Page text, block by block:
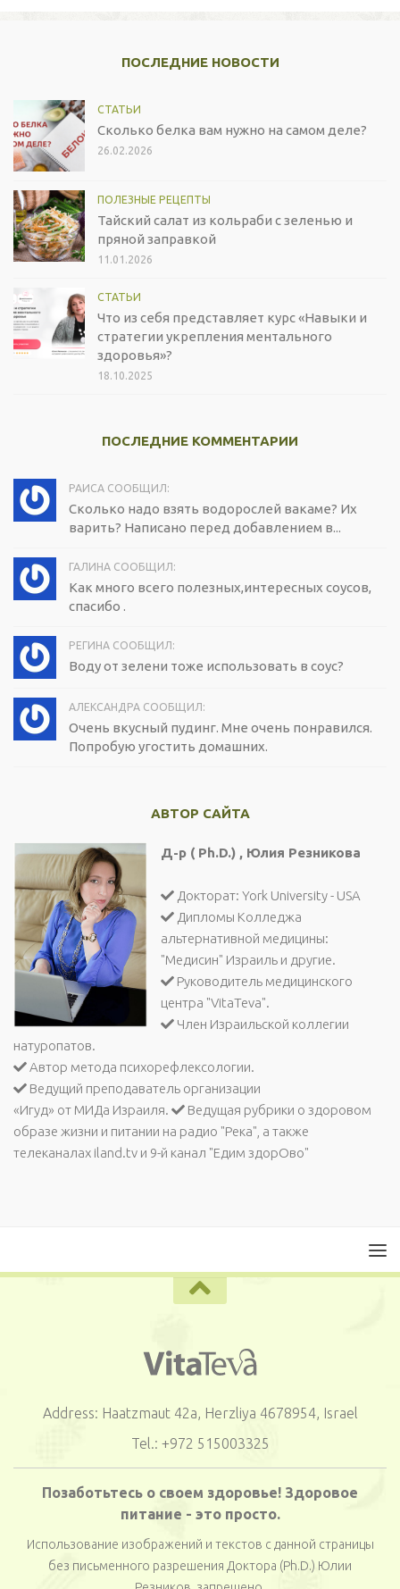
ПОСЛЕДНИЕ НОВОСТИ
СТАТЬИ
Сколько белка вам нужно на самом деле?
26.02.2026
ПОЛЕЗНЫЕ РЕЦЕПТЫ
Тайский салат из кольраби с зеленью и
пряной заправкой
11.01.2026
СТАТЬИ
Что из себя представляет курс «Навыки и
стратегии укрепления ментального
здоровья»?
18.10.2025
ПОСЛЕДНИЕ КОММЕНТАРИИ
РАИСА СООБЩИЛ:
Сколько надо взять водорослей вакаме? Их
варить? Написано перед добавлением в...
ГАЛИНА СООБЩИЛ:
Как много всего полезных,интересных соусов,
спасибо .
РЕГИНА СООБЩИЛ:
Воду от зелени тоже использовать в соус?
АЛЕКСАНДРА СООБЩИЛ:
Очень вкусный пудинг. Мне очень понравился.
Попробую угостить домашних.
АВТОР САЙТА
Д-р ( Ph.D.) , Юлия Резникова
Докторат: York University - USA
Дипломы Колледжа
альтернативной медицины:
"Медисин" Израиль и другие.
Руководитель медицинского
центра "VitaTeva".
Член Израильской коллегии
натуропатов.
Автор метода психорефлексологии.
Ведущий преподаватель организации
«Игуд» от МИДа Израиля.
Ведущая рубрики о здоровом
образе жизни и питании на радио "Река", а также
телеканалах iland.tv и 9-й канал "Едим здорОво"
Address: Haatzmaut 42a, Herzliya 4678954, Israel
Tel.: +972 515003325
Позаботьтесь о своем здоровье! Здоровое
питание - это просто.
Использование изображений и текстов с данной страницы
без письменного разрешения Доктора (Ph.D.) Юлии